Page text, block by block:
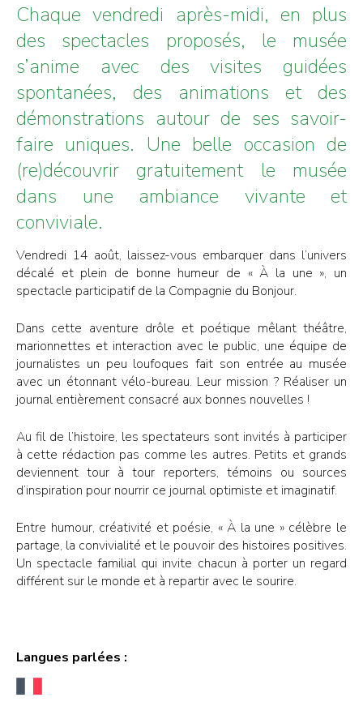
Chaque vendredi après-midi, en plus
des spectacles proposés, le musée
s’anime avec des visites guidées
spontanées, des animations et des
démonstrations autour de ses savoir-
faire uniques. Une belle occasion de
(re)découvrir gratuitement le musée
dans une ambiance vivante et
conviviale.
Vendredi 14 août, laissez-vous embarquer dans l’univers
décalé et plein de bonne humeur de « À la une », un
spectacle participatif de la Compagnie du Bonjour.
Dans cette aventure drôle et poétique mêlant théâtre,
marionnettes et interaction avec le public, une équipe de
journalistes un peu loufoques fait son entrée au musée
avec un étonnant vélo-bureau. Leur mission ? Réaliser un
journal entièrement consacré aux bonnes nouvelles !
Au fil de l’histoire, les spectateurs sont invités à participer
à cette rédaction pas comme les autres. Petits et grands
deviennent tour à tour reporters, témoins ou sources
d’inspiration pour nourrir ce journal optimiste et imaginatif.
Entre humour, créativité et poésie, « À la une » célèbre le
partage, la convivialité et le pouvoir des histoires positives.
Un spectacle familial qui invite chacun à porter un regard
différent sur le monde et à repartir avec le sourire.
Langues parlées :